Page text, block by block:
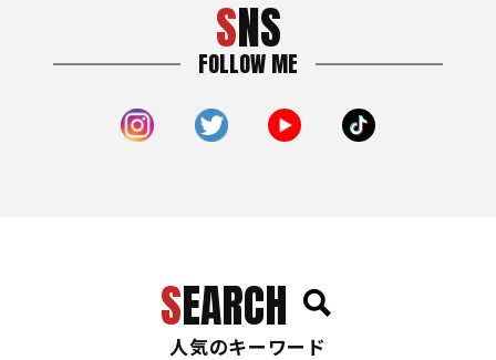
SNS
FOLLOW ME
SEARCH
人気のキーワード